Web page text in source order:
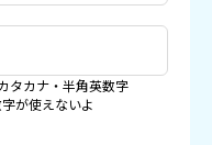
タカナ・半角英数字
が使えないよ